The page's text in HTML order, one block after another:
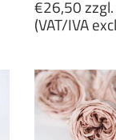
price
€26,50
(VAT/IVA
zzgl.
MwSt
(VAT/IVA
excl.)